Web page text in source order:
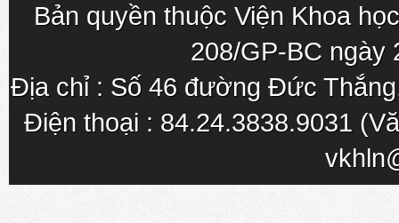
Bản quyền thuộc Viện Khoa
208/GP-BC ngày
Địa chỉ : Số 46 đường Đức
Điện thoại : 84.24.3838.9031